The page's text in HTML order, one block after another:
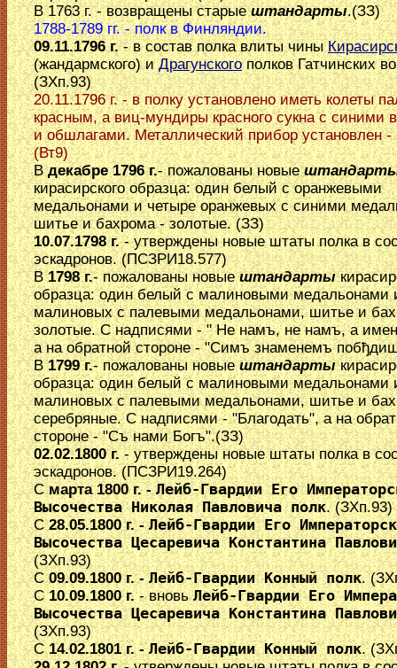
В 1763 г. - возвращены старыештандарты.(ЗЗ)
1788-1789 гг. - полк в Финляндии.
09.11.1796 г.- в состав полка влиты чины
(жандармского) иДрагунскогополков Гатчинских
(ЗХп.93)
20.11.1796 г. - в полку установлено иметь колеты
красным, а виц-мундиры красного сукна с синими
и обшлагами. Металлический прибор установлен -
(Вт9)
Вдекабре 1796 г.- пожалованы новые
кирасирского образца: один белый с оранжевыми
медальонами и четыре оранжевых с синими
шитье и бахрома - золотые. (ЗЗ)
10.07.1798 г.- утверждены новые штаты полка в
эскадронов. (ПСЗРИ18.577)
В1798 г.- пожалованы новыештандарты
образца: один белый с малиновыми медальонами
малиновых с палевыми медальонами, шитье и
золотые. С надписями - " Не намъ, не намъ, а
а на обратной стороне - "Симъ знаменемъ
В1799 г.- пожалованы новыештандарты
образца: один белый с малиновыми медальонами
малиновых с палевыми медальонами, шитье и
серебряные. С надписями - "Благодать", а на
стороне - "Съ нами Богъ".(ЗЗ)
02.02.1800 г.- утверждены новые штаты полка в
эскадронов. (ПСЗРИ19.264)
Смарта 1800 г. -Лейб-Гвардии Его
Высочества Николая Павловича полк. (ЗХп.93)
С28.05.1800 г. -Лейб-Гвардии Его
Высочества Цесаревича Константина
(ЗХп.93)
С09.09.1800 г. -Лейб-Гвардии Конный полк.
С10.09.1800 г.- вновьЛейб-Гвардии Его
Высочества Цесаревича Константина
(ЗХп.93)
С14.02.1801 г. -Лейб-Гвардии Конный полк.